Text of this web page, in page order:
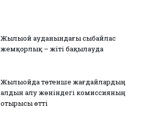
Жылыой ауданындағы сыбайлас
жемқорлық – жіті бақылауда
Жылыойда төтенше жағдайлардың
алдын алу жөніндегі комиссияның
отырысы өтті